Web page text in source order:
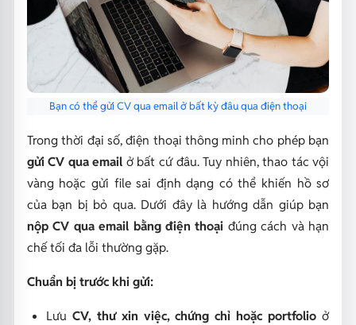
Bạn có thể gửi CV qua email ở bất kỳ đâu qua điện thoại
Trong thời đại số, điện thoại thông minh cho phép bạn
gửi CV qua email ở bất cứ đâu. Tuy nhiên, thao tác vội
vàng hoặc gửi file sai định dạng có thể khiến hồ sơ
của bạn bị bỏ qua. Dưới đây là hướng dẫn giúp bạn
nộp CV qua email bằng điện thoại đúng cách và hạn
chế tối đa lỗi thường gặp.
Chuẩn bị trước khi gửi:
Lưu CV, thư xin việc, chứng chỉ hoặc portfolio ở